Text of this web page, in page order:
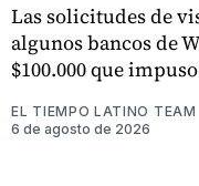
Las solicitudes de
algunos bancos de
$100.000 que
EL TIEMPO LATINO TEAM
6 de agosto de 2026